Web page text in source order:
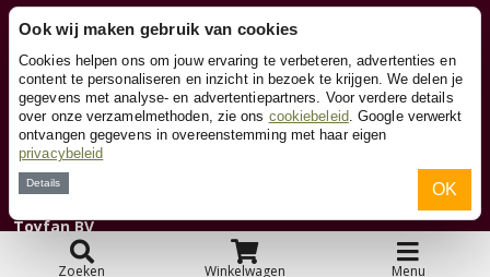
Zoeken Winkelwagen Menu
Contact
Over ons
Toyfan BV
Skelters.nl
Waterwinweg 9
Ook wij maken gebruik van cookies
Cookies helpen ons om jouw ervaring te verbeteren, advertenties en
content te personaliseren en inzicht in bezoek te krijgen. We delen je
gegevens met analyse- en advertentiepartners. Voor verdere details
over onze verzamelmethoden, zie ons cookiebeleid. Google verwerkt
ontvangen gegevens in overeenstemming met haar eigen
privacybeleid
Details OK